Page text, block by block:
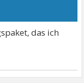
das ich